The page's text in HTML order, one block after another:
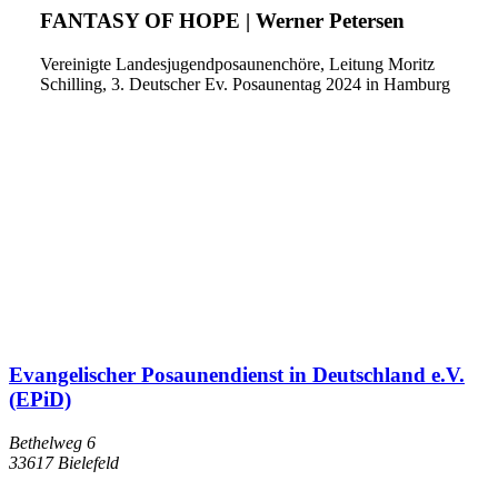
FANTASY OF HOPE | Werner Petersen
Vereinigte Landesjugendposaunenchöre, Leitung Moritz
Schilling, 3. Deutscher Ev. Posaunentag 2024 in Hamburg
Evangelischer Posaunendienst in Deutschland e.V.
(EPiD)
Bethelweg 6
33617 Bielefeld